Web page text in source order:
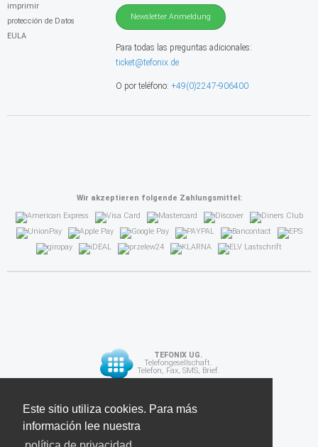
Diese Seite verwendet Cookies. Für weitere
Informationen lesen Sie unsere
Este sitio utiliza cookies. Para más
información lee nuestra
imprimir
protección de Datos
EULA
Newsletter Anmeldung
Para todas las preguntas adicionales:
ticket@tefonix.de
O por teléfono: +49(0)2247-906400
Wir akzeptieren folgende Zahlungsmittel:
TEFONIX UG.
Telefongesellschaft.
Telefon, Fax, SMS, Brief.
API